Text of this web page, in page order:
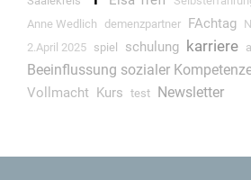
Anne Wedlich
demenzpartner FAchtag
2.April 2025 spiel schulung karriere
Beeinflussung sozialer
Vollmacht Kurs test Newsletter